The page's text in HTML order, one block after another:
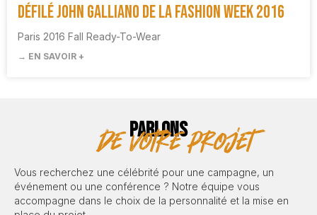
Défilé John Galliano de la Fashion Week 2016
Paris 2016 Fall Ready-To-Wear
→ EN SAVOIR +
PARLONS
de votre projet
Vous recherchez une célébrité pour une campagne, un
événement ou une conférence ? Notre équipe vous
accompagne dans le choix de la personnalité et la mise en